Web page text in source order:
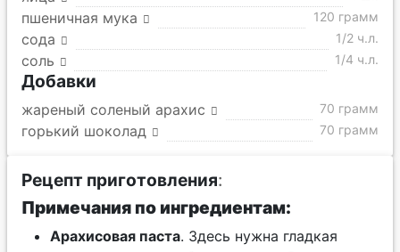
пшеничная мука 120 грамм
сода 1/2 ч.л.
соль 1/4 ч.л.
Добавки
жареный соленый арахис 70 грамм
горький шоколад 70 грамм
Рецепт приготовления:
Примечания по ингредиентам:
Арахисовая паста. Здесь нужна гладкая